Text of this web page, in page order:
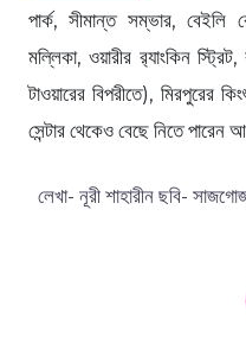
পার্ক, সীমান্ত সম্ভার, বেইলি
মল্লিকা, ওয়ারীর র‍্যাংকিন
টাওয়ারের বিপরীতে), মিরপুরের
সেন্টার থেকেও বেছে নিতে পারেন
লেখা- নূরী শাহারীন ছবি-